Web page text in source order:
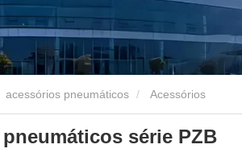
acessórios pneumáticos
série PZB